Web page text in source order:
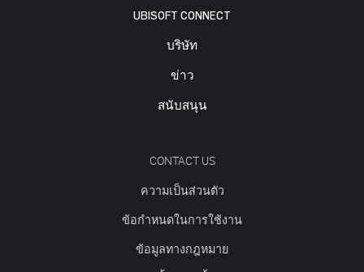
UBISOFT CONNECT
บริษัท
ข่าว
สนับสนุน
CONTACT US
ความเป็นส่วนตัว
ข้อกำหนดในการใช้งาน
ข้อมูลทางกฎหมาย